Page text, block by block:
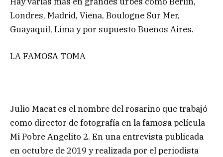
Londres, Madrid, Viena, Boulogne Sur Mer,
Guayaquil, Lima y por supuesto Buenos Aires.
LA FAMOSA TOMA
Julio Macat es el nombre del rosarino que trabajó
como director de fotografía en la famosa película
Mi Pobre Angelito 2. En una entrevista publicada
en octubre de 2019 y realizada por el periodista